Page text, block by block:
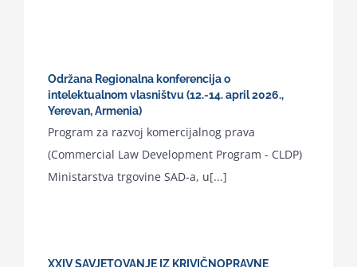
Održana Regionalna konferencija o
intelektualnom vlasništvu (12.-14. april 2026.,
Yerevan, Armenia)
Program za razvoj komercijalnog prava
(Commercial Law Development Program - CLDP)
Ministarstva trgovine SAD-a, u[...]
XXIV SAVJETOVANJE IZ KRIVIČNOPRAVNE